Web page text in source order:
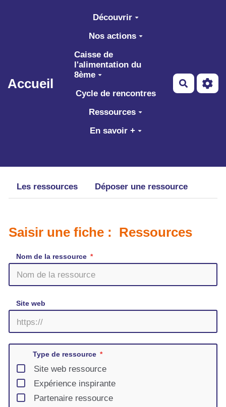
Aller au contenu principal
Accueil
Découvrir
Nos actions
Caisse de
l'alimentation du
8ème
Cycle de rencontres
Ressources
En savoir +
Les ressources Déposer une ressource
Saisir une fiche : Ressources
Nom de la ressource
Site web
Type de ressource
Site web ressource
Expérience inspirante
Partenaire ressource